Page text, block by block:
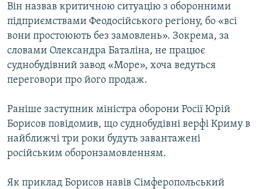
Він назвав критичною ситуацію з оборонними
підприємствами Феодосійського регіону, бо «всі
вони простоюють без замовлень». Зокрема, за
словами Олександра Баталіна, не працює
суднобудівний завод «Море», хоча ведуться
переговори про його продаж.
Раніше заступник міністра оборони Росії Юрій
Борисов повідомив, що суднобудівні верфі Криму в
найближчі три роки будуть завантажені
російським оборонзамовленням.
Як приклад Борисов навів Сімферопольський